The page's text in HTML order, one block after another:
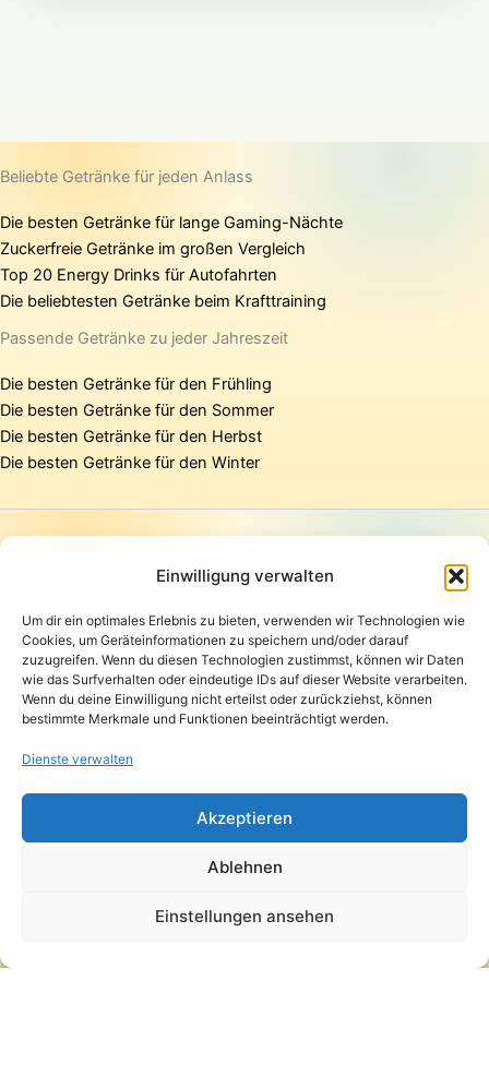
Einwilligung verwalten
Um dir ein optimales Erlebnis zu bieten, verwenden wir Technologien wie
Cookies, um Geräteinformationen zu speichern und/oder darauf
zuzugreifen. Wenn du diesen Technologien zustimmst, können wir Daten
wie das Surfverhalten oder eindeutige IDs auf dieser Website verarbeiten.
Wenn du deine Einwilligung nicht erteilst oder zurückziehst, können
bestimmte Merkmale und Funktionen beeinträchtigt werden.
Dienste verwalten
Akzeptieren
Ablehnen
Einstellungen ansehen
Beliebte Getränke für jeden Anlass
Die besten Getränke für lange Gaming-Nächte
Zuckerfreie Getränke im großen Vergleich
Top 20 Energy Drinks für Autofahrten
Die beliebtesten Getränke beim Krafttraining
Passende Getränke zu jeder Jahreszeit
Die besten Getränke für den Frühling
Die besten Getränke für den Sommer
Die besten Getränke für den Herbst
Die besten Getränke für den Winter
Presse
Datenschutzerklärung
AGB
Widerrufsbelehrung
Versand und Lieferung
Zahlungsarten
Copyright © 2026 Pfandpirat | Präsentiert vonZimmermanns
Internet & PR-Beratung
Instagram